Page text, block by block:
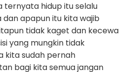
ternyata hidup itu selalu
apapun itu kita wajib
tidak kaget dan kecewa
yang mungkin tidak
kita sudah pernah
bagi kita semua jangan